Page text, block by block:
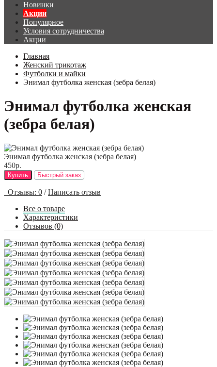
Новинки
Акции
Популярное
Условия сотрудничества
Акции
Главная
Женский трикотаж
Футболки и майки
Энимал футболка женская (зебра белая)
Энимал футболка женская
(зебра белая)
Энимал футболка женская (зебра белая)
450р.
Купить Быстрый заказ
Отзывы: 0 / Написать отзыв
Все о товаре
Характеристики
Отзывов (0)